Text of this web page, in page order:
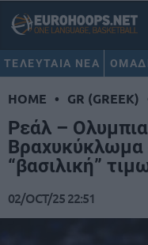
ΤΕΛΕΥΤΑΙΑ ΝΕΑ
HOME • GR (GREEK)
Ρεάλ –
Βραχυκύκλωμα
“βασιλική”
02/OCT/25 22:51